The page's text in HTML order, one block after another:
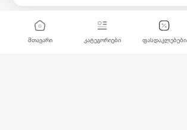
მთავარი კატეგორიები ფასდაკლებები